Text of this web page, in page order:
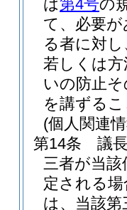
は第4号の
て、必要
る者に対
若しくは
いの防止
を講ずる
(個人関連
第14条
議
三者が当
定される
は、当該